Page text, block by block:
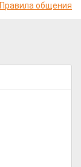
Правила общения